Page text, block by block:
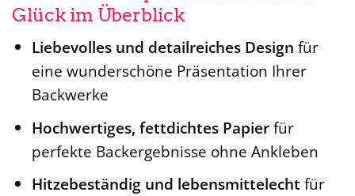
Glück im Überblick
Liebevolles und detailreiches Design für
eine wunderschöne Präsentation Ihrer
Backwerke
Hochwertiges, fettdichtes Papierfür
perfekte Backergebnisse ohne Ankleben
Hitzebeständig und lebensmittelecht für